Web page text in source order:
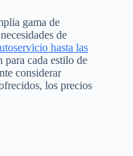
gama de
de
hasta las
para cada estilo de
considerar
los precios